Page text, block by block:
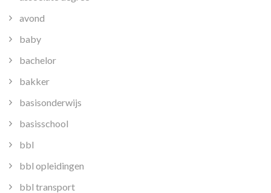
avond
baby
bachelor
bakker
basisonderwijs
basisschool
bbl
bbl opleidingen
bbl transport